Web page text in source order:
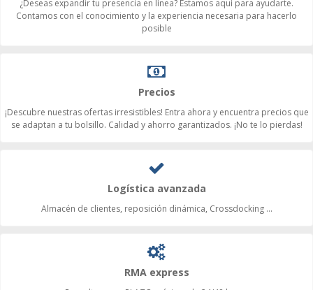
¿Deseas expandir tu presencia en línea? Estamos aquí para ayudarte.
Contamos con el conocimiento y la experiencia necesaria para hacerlo
posible
Precios
¡Descubre nuestras ofertas irresistibles! Entra ahora y encuentra precios que
se adaptan a tu bolsillo. Calidad y ahorro garantizados. ¡No te lo pierdas!
Logística avanzada
Almacén de clientes, reposición dinámica, Crossdocking ...
RMA express